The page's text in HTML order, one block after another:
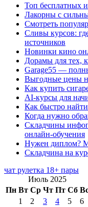
Топ бесплатных
Лакорны с
Смотреть
Сливы курсов:
источников
Новинки кино
Дорамы для тех,
Garage55 —
Выгодные цены
Как купить
AI-курсы для
Как быстро
Когда нужно
Складчины
онлайн-обучения
Нужен диплом?
Складчина на
чат рулетка 18+ пары
Июль 2025
Пн Вт Ср Чт Пт Сб
1 2 3 4 5
6